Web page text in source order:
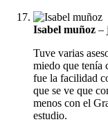
Isabel muñoz –
Tuve varias
miedo que tenía
fue la facilidad
que se ve que
menos con el
estudio.